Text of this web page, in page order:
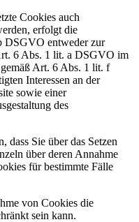
Cookies auch
erfolgt die
DSGVO entweder zur
6 Abs. 1 lit. a DSGVO im
Art. 6 Abs. 1 lit. f
Interessen an der
sowie einer
des
dass Sie über das Setzen
über deren Annahme
für bestimmte Fälle
von Cookies die
sein kann.